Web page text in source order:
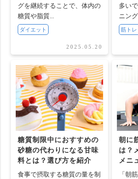
グを継続することで、体内の
糖質や脂質...
ダイエット
2025.05.20
多い
ニン
筋トレ
糖質制限中におすすめの
砂糖の代わりになる甘味
料とは？選び方を紹介
食事で摂取する糖質の量を制
朝に
は？
メニ
「朝